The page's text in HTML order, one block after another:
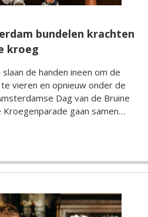
bundelen krachten
kroeg
de handen ineen om de
vieren en opnieuw onder de
Dag van de Bruine
gaan samen
De Nederlandse Kroeg,
voor oktober 2026.